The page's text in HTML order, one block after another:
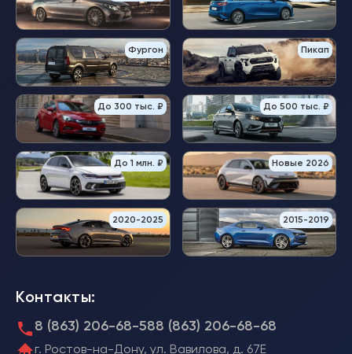
Фургон Пикап
До 300 тыс. ₽ До 500 тыс. ₽
До 1 млн. ₽ Новые 2026
2020-2025 2015-2019
Контакты:
8 (863) 206-68-588 (863) 206-68-68
г. Ростов-на-Дону, ул. Вавилова, д. 67Е